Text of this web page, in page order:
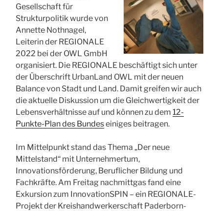
Gesellschaft für
Strukturpolitik wurde von
Annette Nothnagel,
Leiterin der REGIONALE
2022 bei der OWL GmbH
organisiert. Die REGIONALE beschäftigt sich unter
der Überschrift UrbanLand OWL mit der neuen
Balance von Stadt und Land. Damit greifen wir auch
die aktuelle Diskussion um die Gleichwertigkeit der
Lebensverhältnisse auf und können zu dem 12-
Punkte-Plan des Bundeseiniges beitragen.
Im Mittelpunkt stand das Thema „Der neue
Mittelstand“ mit Unternehmertum,
Innovationsförderung, Beruflicher Bildung und
Fachkräfte. Am Freitag nachmittgas fand eine
Exkursion zum InnovationSPIN – ein REGIONALE-
Projekt der Kreishandwerkerschaft Paderborn-